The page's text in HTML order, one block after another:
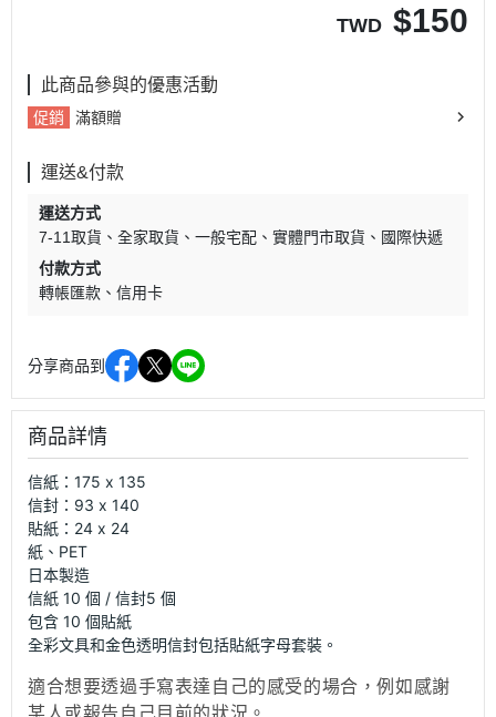
TWD $150
此商品參與的優惠活動
促銷 滿額贈
運送&付款
運送方式
7-11取貨
全家取貨 一般宅配 實體門市取貨
國際快遞
付款方式
轉帳匯款
信用卡
分享商品到
商品詳情
信紙：175 x 135
信封：93 x 140
貼紙：24 x 24
紙、PET
日本製造
信紙 10 個 / 信封5 個
包含 10 個貼紙
全彩文具和金色透明信封包括貼紙字母套裝。
適合想要透過手寫表達自己的感受的場合，例如感謝
某人或報告自己目前的狀況。